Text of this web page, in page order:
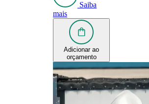
Saiba
mais
Adicionar ao
orçamento